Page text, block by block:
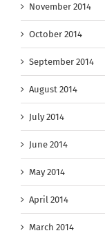
November 2014
October 2014
September 2014
August 2014
July 2014
June 2014
May 2014
April 2014
March 2014